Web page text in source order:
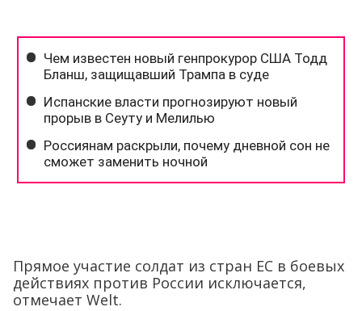
Прямое участие солдат из стран ЕС в боевых
действиях против России исключается,
отмечает Welt.